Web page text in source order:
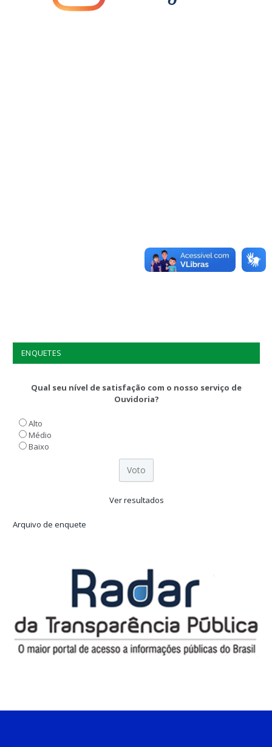
ENQUETES
Qual seu nível de satisfação com o nosso serviço de
Ouvidoria?
Alto
Médio
Baixo
Ver resultados
Arquivo de enquete